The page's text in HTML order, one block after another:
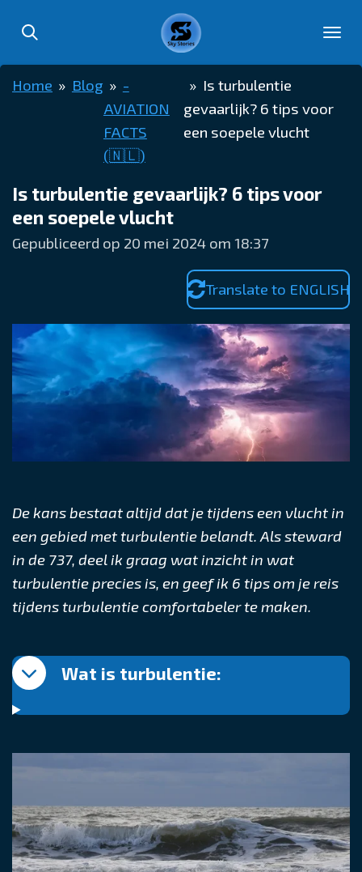
direct
naar
de
Home » Blog » -
AVIATION
FACTS
(🇳🇱)
» Is turbulentie
gevaarlijk? 6 tips voor
een soepele vlucht
Is turbulentie gevaarlijk? 6 tips voor
een soepele vlucht
Gepubliceerd op 20 mei 2024 om 18:37
Translate to ENGLISH
De kans bestaat altijd dat je tijdens een vlucht in
een gebied met turbulentie belandt. Als steward
in de 737, deel ik graag wat inzicht in wat
turbulentie precies is, en geef ik 6 tips om je reis
tijdens turbulentie comfortabeler te maken.
Wat is turbulentie: